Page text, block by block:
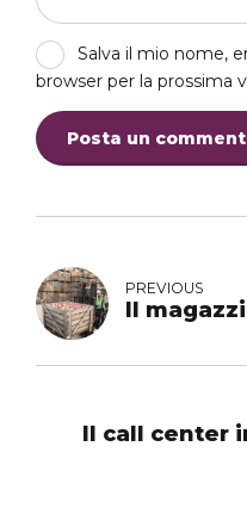
Salva il mio nome,
browser per la prossima
Posta un
PREVIOUS
Il
Il call center